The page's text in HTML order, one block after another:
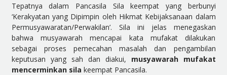
Tepatnya dalam Pancasila Sila keempat yang berbunyi
‘Kerakyatan yang Dipimpin oleh Hikmat Kebijaksanaan dalam
Permusyawaratan/Perwakilan’. Sila ini jelas menegaskan
bahwa musyawarah mencapai kata mufakat dilakukan
sebagai proses pemecahan masalah dan pengambilan
keputusan yang sah dan diakui, musyawarah mufakat
mencerminkan sila keempat Pancasila.